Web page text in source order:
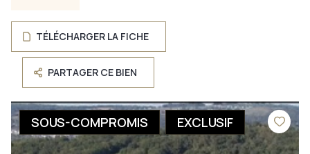
TÉLÉCHARGER LA FICHE
PARTAGER CE BIEN
SOUS-COMPROMIS EXCLUSIF